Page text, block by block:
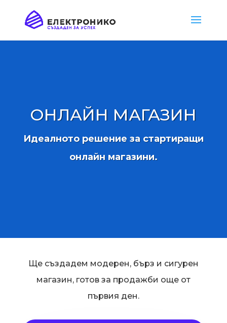
ОНЛАЙН МАГАЗИН
Идеалното решение за стартиращи
онлайн магазини.
Ще създадем модерен, бърз и сигурен
магазин, готов за продажби още от
първия ден.